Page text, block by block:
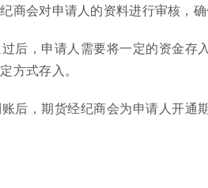
商会对申请人的资料进行审核，确
后，申请人需要将一定的资金存
方式存入。
后，期货经纪商会为申请人开通